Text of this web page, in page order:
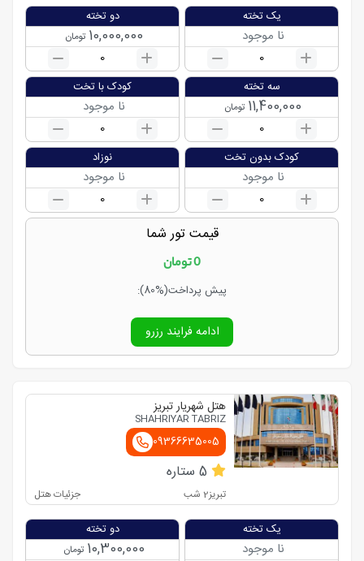
یک تخته
نا موجود
0
دو تخته
10,000,000 تومان
0
سه تخته
11,400,000 تومان
0
کودک با تخت
نا موجود
0
کودک بدون تخت
نا موجود
0
نوزاد
نا موجود
0
قیمت تور شما
0تومان
پیش پرداخت(80%)
:
ادامه فرایند رزرو
هتل شهریار تبریز
SHAHRIYAR TABRIZ
09366635005
5 ستاره
تبریز2 شب جزئیات هتل
یک تخته
نا موجود
دو تخته
10,300,000 تومان